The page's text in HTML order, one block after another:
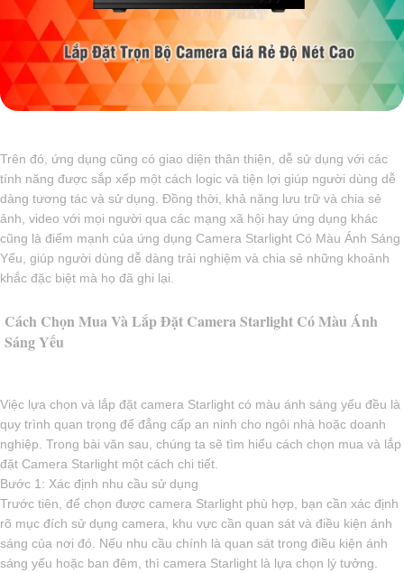
Trên đó, ứng dụng cũng có giao diện thân thiện, dễ sử dụng với các
tính năng được sắp xếp một cách logic và tiện lợi giúp người dùng dễ
dàng tương tác và sử dụng. Đồng thời, khả năng lưu trữ và chia sẻ
ảnh, video với mọi người qua các mạng xã hội hay ứng dụng khác
cũng là điểm mạnh của ứng dụng Camera Starlight Có Màu Ánh Sáng
Yếu, giúp người dùng dễ dàng trải nghiệm và chia sẻ những khoảnh
khắc đặc biệt mà họ đã ghi lại.
Cách Chọn Mua Và Lắp Đặt Camera Starlight Có Màu Ánh
Sáng Yếu
Việc lựa chọn và lắp đặt camera Starlight có màu ánh sáng yếu đều là
quy trình quan trọng để đẳng cấp an ninh cho ngôi nhà hoặc doanh
nghiệp. Trong bài văn sau, chúng ta sẽ tìm hiểu cách chọn mua và lắp
đặt Camera Starlight một cách chi tiết.
Bước 1: Xác định nhu cầu sử dụng
Trước tiên, để chọn được camera Starlight phù hợp, bạn cần xác định
rõ mục đích sử dụng camera, khu vực cần quan sát và điều kiện ánh
sáng của nơi đó. Nếu nhu cầu chính là quan sát trong điều kiện ánh
sáng yếu hoặc ban đêm, thì camera Starlight là lựa chọn lý tưởng.